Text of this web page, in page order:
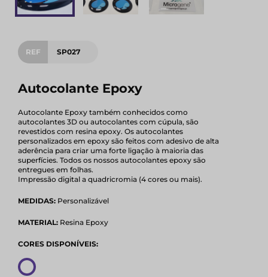
REF SP027
Autocolante Epoxy
Autocolante Epoxy também conhecidos como
autocolantes 3D ou autocolantes com cúpula, são
revestidos com resina epoxy. Os autocolantes
personalizados em epoxy são feitos com adesivo de alta
aderência para criar uma forte ligação à maioria das
superfícies. Todos os nossos autocolantes epoxy são
entregues em folhas.
Impressão digital a quadricromia (4 cores ou mais).
MEDIDAS: Personalizável
MATERIAL: Resina Epoxy
CORES DISPONÍVEIS: